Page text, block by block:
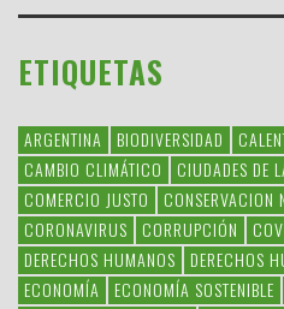
ETIQUETAS
ARGENTINA BIODIVERSIDAD
CAMBIO CLIMÁTICO
CIUDADES DE
COMERCIO JUSTO
CONSERVACION
CORONAVIRUS
CORRUPCIÓN
DERECHOS HUMANOS
DERECHOS
ECONOMÍA
ECONOMÍA SOSTENIBLE